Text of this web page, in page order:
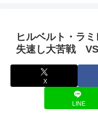
ヒルベルト・ラ
失速し大苦戦 VS
X
LINE